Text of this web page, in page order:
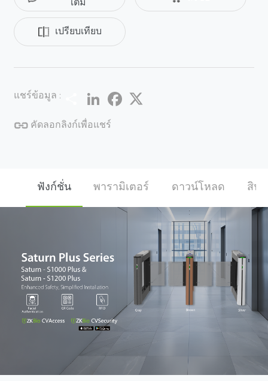
เติม
เปรียบเทียบ
แชร์ข้อมูล : Share LinkedInFacebook
คัดลอกลิงก์เพื่อแชร์
ฟังก์ชั่น พารามิเตอร์ ดาวน์โหลด สิน